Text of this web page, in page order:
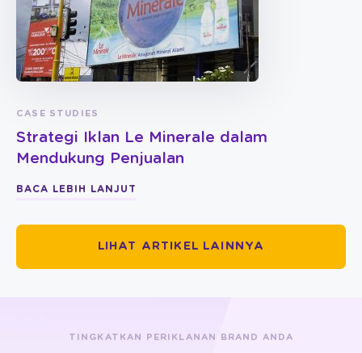
CASE STUDIES
Strategi Iklan Le Minerale dalam
Mendukung Penjualan
BACA LEBIH LANJUT
LIHAT ARTIKEL LAINNYA
TINGKATKAN PERIKLANAN BRAND ANDA